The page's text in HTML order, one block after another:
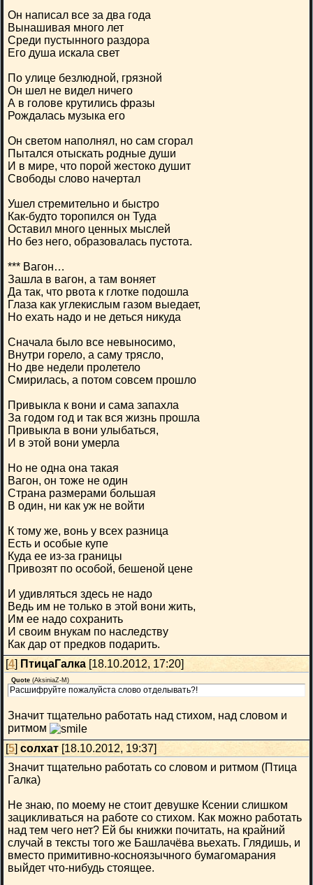
Он написал все за два года
Вынашивая много лет
Среди пустынного раздора
Его душа искала свет
По улице безлюдной, грязной
Он шел не видел ничего
А в голове крутились фразы
Рождалась музыка его
Он светом наполнял, но сам сгорал
Пытался отыскать родные души
И в мире, что порой жестоко душит
Свободы слово начертал
Ушел стремительно и быстро
Как-будто торопился он Туда
Оставил много ценных мыслей
Но без него, образовалась пустота.
*** Вагон…
Зашла в вагон, а там воняет
Да так, что рвота к глотке подошла
Глаза как углекислым газом выедает,
Но ехать надо и не деться никуда
Сначала было все невыносимо,
Внутри горело, а саму трясло,
Но две недели пролетело
Смирилась, а потом совсем прошло
Привыкла к вони и сама запахла
За годом год и так вся жизнь прошла
Привыкла в вони улыбаться,
И в этой вони умерла
Но не одна она такая
Вагон, он тоже не один
Страна размерами большая
В один, ни как уж не войти
К тому же, вонь у всех разница
Есть и особые купе
Куда ее из-за границы
Привозят по особой, бешеной цене
И удивляться здесь не надо
Ведь им не только в этой вони жить,
Им ее надо сохранить
И своим внукам по наследству
Как дар от предков подарить.
[4] ПтицаГалка [18.10.2012, 17:20]
Quote (AksiniaZ-M )
Расшифруйте пожалуйста слово отделывать?!
Значит тщательно работать над стихом, над словом и
ритмом
[5] солхат [18.10.2012, 19:37]
Значит тщательно работать со словом и ритмом (Птица
Галка)
Не знаю, по моему не стоит девушке Ксении слишком
зацикливаться на работе со стихом. Как можно работать
над тем чего нет? Ей бы книжки почитать, на крайний
случай в тексты того же Башлачёва вьехать. Глядишь, и
вместо примитивно-косноязычного бумагомарания
выйдет что-нибудь стоящее.